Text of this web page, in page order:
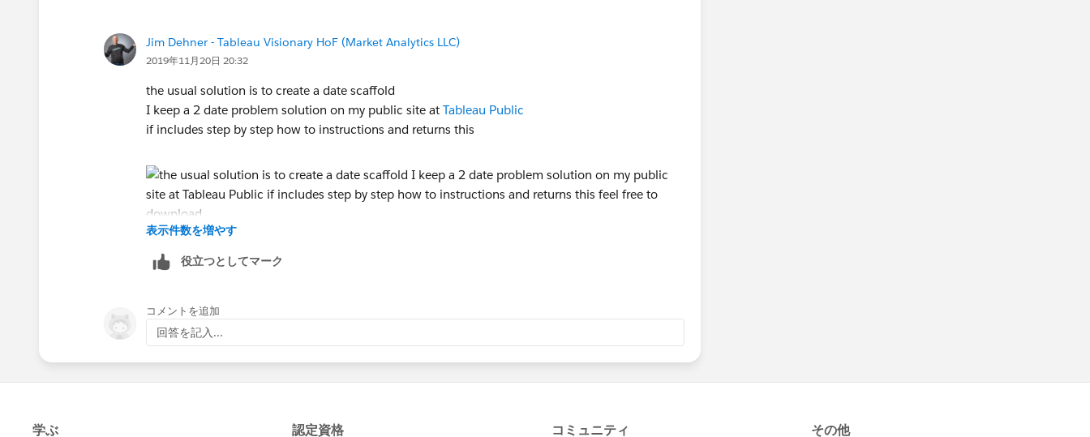
Jim Dehner - Tableau Visionary HoF (Market Analytics LLC)
2019年11月20日 20:32
the usual solution is to create a date scaffold
I keep a 2 date problem solution on my public site at Tableau Public
if includes step by step how to instructions and returns this
feel free to download it an use it as a model - that's why it is there
resolves the question. This will help other users find the same answer/resolution. Thank you.
表示件数を増やす
役立つとしてマーク
コメントを追加
回答を記入...